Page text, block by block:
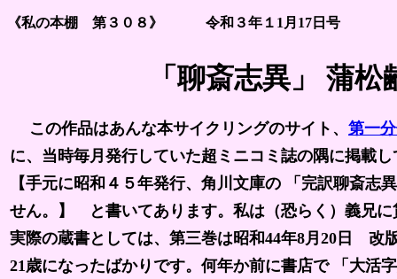
《私の本棚 第３０８》 令和３年１1月17日号
「聊斎志異」 蒲
この作品はあんな本サイクリングのサイト、 第一
に、当時毎月発行していた超ミニコミ誌の隅に掲載
【手元に昭和４５年発行、角川文庫の 「完訳聊斎
せん。】 と書いてあります。私は（恐らく）義兄
実際の蔵書としては、第三巻は昭和44年8月20日 改
21歳になったばかりです。何年か前に書店で 「大活